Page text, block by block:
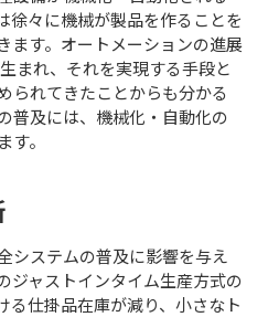
徐々に機械が製品を作ることを
ます。オートメーションの進展
まれ、それを実現する手段と
られてきたことからも分かる
普及には、機械化・自動化の
。
システムの普及に影響を与え
ジャストインタイム生産方式の
る仕掛品在庫が減り、小さなト